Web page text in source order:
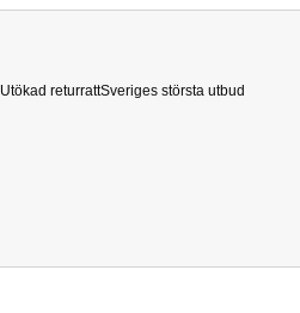
Utökad returrattSveriges största utbud